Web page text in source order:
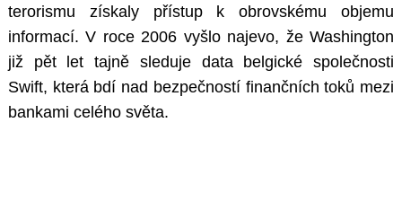
terorismu získaly přístup k obrovskému objemu
informací. V roce 2006 vyšlo najevo, že Washington
již pět let tajně sleduje data belgické společnosti
Swift, která bdí nad bezpečností finančních toků mezi
bankami celého světa.